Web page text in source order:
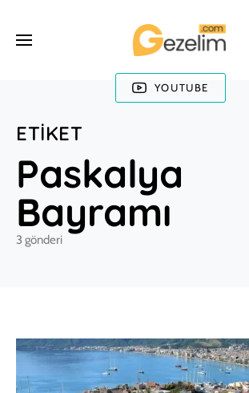
YOUTUBE
ETIKET
Paskalya
Bayramı
3 gönderi